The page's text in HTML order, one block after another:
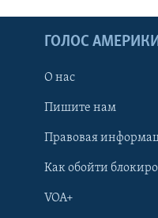
ГОЛОС АМЕРИКИ
О нас
Пишите нам
Правовая
Как обойти
VOA+